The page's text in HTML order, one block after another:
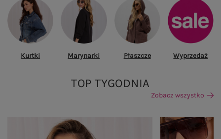
Kurtki Marynarki Płaszcze Wyprzedaż
TOP TYGODNIA
Zobacz wszystko